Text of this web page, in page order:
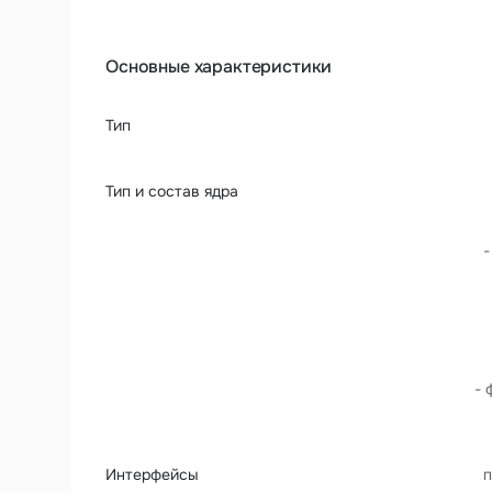
Основные характеристики
Тип
Тип и состав ядра
-
Интерфейсы